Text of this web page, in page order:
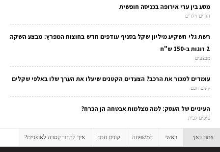
מסע בין ערי אירופה בכניסה חופשית
הורים וילדים
רשת גלי תשקיע מיליון שקל בסניף עודפים חדש בחוצות המפרץ: מבצע השקה
2 זוגות ב-150 ש"ח
מבצעים
עומדים למכור את הרכב? הצעדים הקטנים שיעלו את הערך שלו באלפי שקלים
קונים חכם
העיניים של העסק: למה מצלמות אבטחה הן הכרח?
טיפים לבית
אתם כאן: ראשי למשפחה קונים חכם איך לבחור קסדה לאופניים?